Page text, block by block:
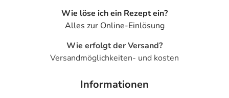
Wie löse ich ein Rezept ein?
Alles zur Online-Einlösung
Wie erfolgt der Versand?
Versandmöglichkeiten- und kosten
Informationen